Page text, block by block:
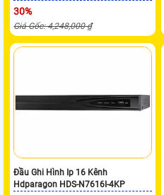
30%
Giá Gốc: 4,248,000 ₫
Đầu Ghi Hình Ip 16 Kênh
Hdparagon HDS-N7616I-4KP